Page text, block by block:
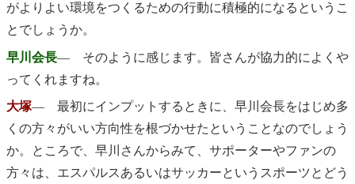
がよりよい環境をつくるための行動に積極的になるというこ
とでしょうか。
早川会長― そのように感じます。皆さんが協力的によくや
ってくれますね。
大塚― 最初にインプットするときに、早川会長をはじめ多
くの方々がいい方向性を根づかせたということなのでしょう
か。ところで、早川さんからみて、サポーターやファンの
方々は、エスパルスあるいはサッカーというスポーツとどう